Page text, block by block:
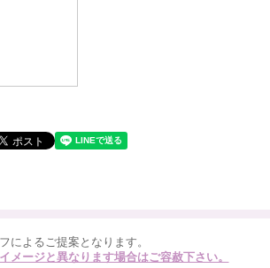
によるご提案となります。
メージと異なります場合はご容赦下さい。